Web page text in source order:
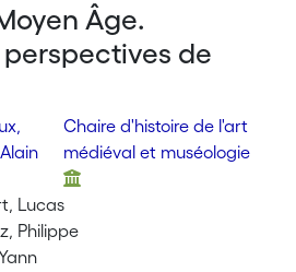
Âge.
de
Chaire d'histoire de l'art
médiéval et muséologie
Lucas
Philippe